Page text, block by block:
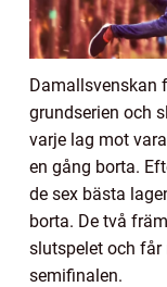
Damallsvenskan
grundserien och
varje lag mot
en gång borta.
de sex bästa
borta. De två
slutspelet och
semifinalen.